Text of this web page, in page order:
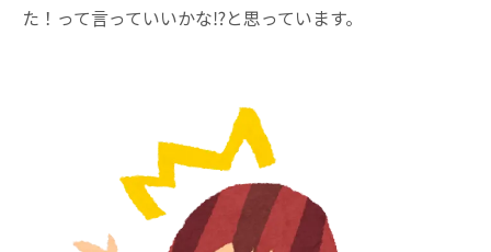
た！って言っていいかな⁉️と思っています。